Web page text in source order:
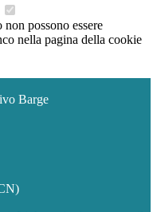
possono essere
nella pagina della cookie
Barge